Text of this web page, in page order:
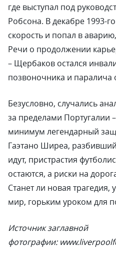
где выступал под
Робсона. В декабре 1993-
скорость и попал в
Речи о продолжении
– Щербаков остался
позвоночника и паралича
Безусловно, случались
за пределами Португалии
минимум легендарный
Гаэтано Ширеа,
идут, пристрастия
остаются, а риски на
Станет ли новая
мир, горьким уроком для
Источник заглавной
фотографии: